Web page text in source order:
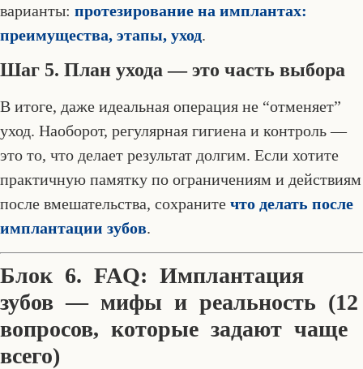
варианты: протезирование на имплантах:
преимущества, этапы, уход.
Шаг 5. План ухода — это часть выбора
В итоге, даже идеальная операция не “отменяет”
уход. Наоборот, регулярная гигиена и контроль —
это то, что делает результат долгим. Если хотите
практичную памятку по ограничениям и действиям
после вмешательства, сохраните что делать после
имплантации зубов.
Блок 6. FAQ: Имплантация
зубов — мифы и реальность (12
вопросов, которые задают чаще
всего)